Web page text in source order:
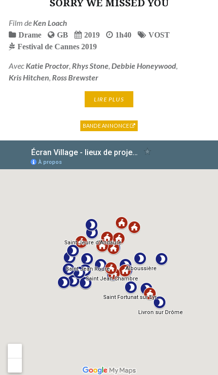
SORRY WE MISSED YOU
Film deKen Loach
Drame GB 2019 1h40
VOST
Festival de Cannes 2019
AvecKatie Proctor, Rhys Stone, Debbie Honeywood,
Kris Hitchen, Ross Brewster
LIRE PLUS
BANDE ANNONCE